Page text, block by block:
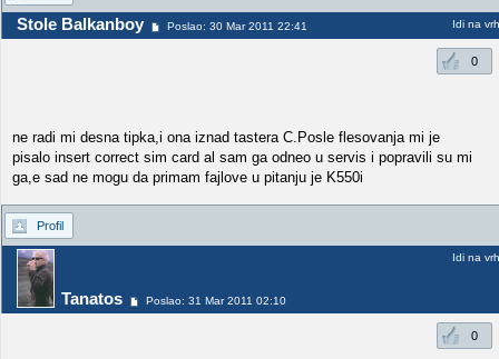
Stole Balkanboy Poslao: 30 Mar 2011 22:41 Idi na vrh
0
ne radi mi desna tipka,i ona iznad tastera C.Posle flesovanja mi je
pisalo insert correct sim card al sam ga odneo u servis i popravili su mi
ga,e sad ne mogu da primam fajlove u pitanju je K550i
Profil
Tanatos Poslao: 31 Mar 2011 02:10
Idi na vrh
0